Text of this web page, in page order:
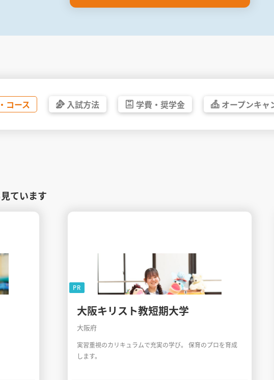
コース 入試方法 学費・ 奨学金 オープンキャ
ています
大阪キリスト教短期大学
大阪府
実習重視のカリキュラムで充実の学び。 保育のプロを育成
します。
PR